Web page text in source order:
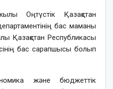
Оңтүстік Қазақстан
бас маманы
Қазақстан Республикасы
бас сарапшысы болып
және бюджеттік